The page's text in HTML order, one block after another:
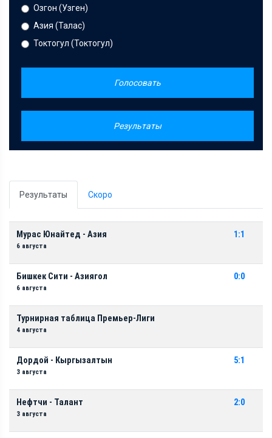
Озгон (Узген)
Азия (Талас)
Токтогул (Токтогул)
Голосовать
Результаты
Результаты Скоро
Мурас Юнайтед - Азия
6 августа
1:1
Бишкек Сити - Азиягол
6 августа
0:0
Турнирная таблица Премьер-Лиги
4 августа
Дордой - Кыргызалтын
3 августа
5:1
Нефтчи - Талант
3 августа
2:0